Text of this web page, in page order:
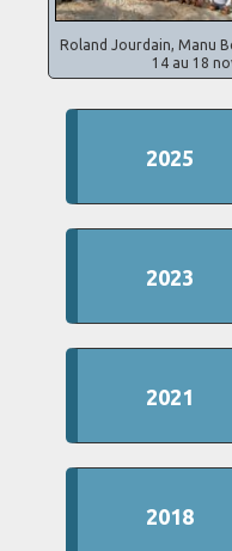
Roland Jourdain, Manu
14 au 18
2025
2023
2021
2018